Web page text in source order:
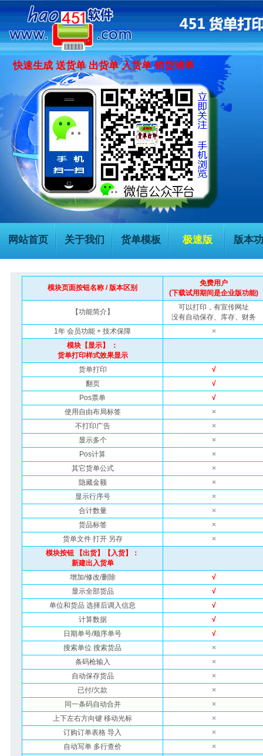
快速生成 送货单 出货单 入货单 销货清单
网站首页 关于我们 货单模板 极速版 版本
票据模板
模块页面按钮名称 / 版本区别
免费用户
(下载试用期间是企业版功能)
【功能简介】
可以打印，有宣传网址
没有自动保存、库存、财务
1年 会员功能 + 技术保障
×
模块【显示】 ：
货单打印样式效果显示
货单打印
√
翻页
√
Pos票单
√
使用自由布局标签
×
不打印广告
×
显示多个
×
Pos计算
×
其它货单公式
×
隐藏金额
×
显示行序号
×
合计数量
×
货品标签
×
货单文件 打开 另存
×
模块按钮 【出货】【入货】：
新建出入货单
增加/修改/删除
√
显示全部货品
√
单位和货品 选择后调入信息
√
计算数据
√
日期单号/顺序单号
√
搜索单位 搜索货品
×
条码枪输入
×
自动保存货品
×
已付/欠款
×
同一条码自动合并
×
上下左右方向键 移动光标
×
订购订单表格 导入
×
自动写单 多行查价
×